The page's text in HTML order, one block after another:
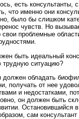
есть
что именно они
было бы слишком
чувств. Но
проблемные
быть идеальный
трудную ситуацию?
должен обладать
получать от нее
и недостатками,
он должен быть
Остановившийся
сам